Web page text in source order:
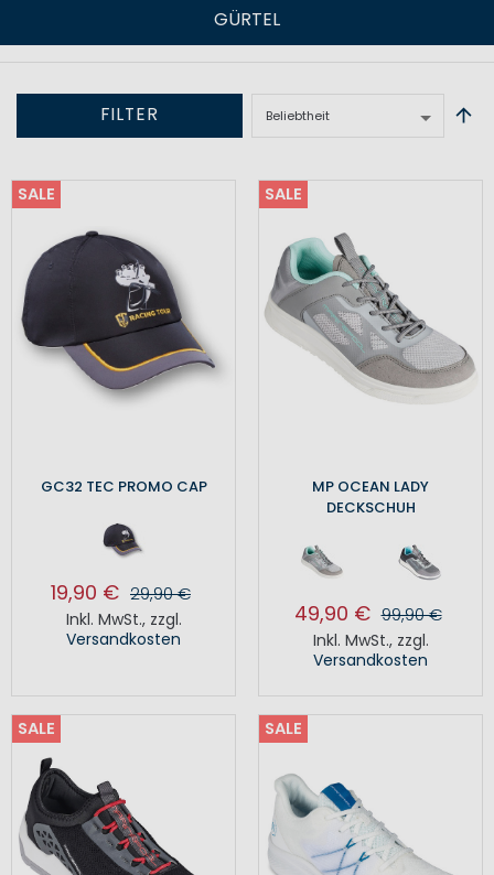
GÜRTEL
FILTER
SALE
GC32 TEC PROMO CAP
19,90 € 29,90 €
Inkl. MwSt., zzgl.
Versandkosten
SALE
MP OCEAN LADY
DECKSCHUH
49,90 € 99,90 €
Inkl. MwSt., zzgl.
Versandkosten
SALE SALE